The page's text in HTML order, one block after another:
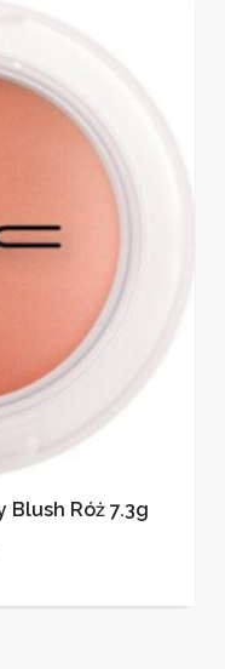
Blush Róż 7.3g